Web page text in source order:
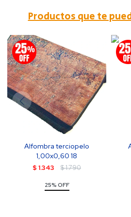
Productos que te
Alfombra terciopelo
1,00x0,60 18
$ 1.343 $1.790
25% OFF